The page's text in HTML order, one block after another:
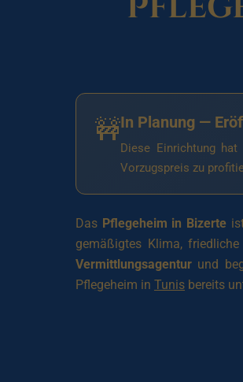
🚧In Planung —
Diese Einrichtung
Vorzugspreis zu
Das Pflegeheim in Bizerte
gemäßigtes Klima,
Vermittlungsagentur und
Pflegeheim in Tunis bereits